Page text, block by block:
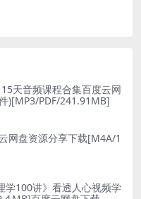
天音频课程合集百度云网
)[MP3/PDF/241.91MB]
网盘资源分享下载[M4A/1
学100讲》看透人心视频学